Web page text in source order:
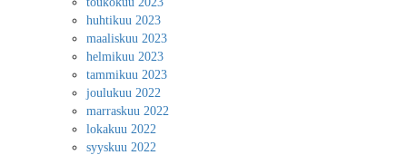
huhtikuu 2023
maaliskuu 2023
helmikuu 2023
tammikuu 2023
joulukuu 2022
marraskuu 2022
lokakuu 2022
syyskuu 2022